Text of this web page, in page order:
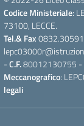
Codice Ministeriale:
73100, LECCE.
Tel.& Fax
-C.F.80012130755 -
Meccanografico:
legali